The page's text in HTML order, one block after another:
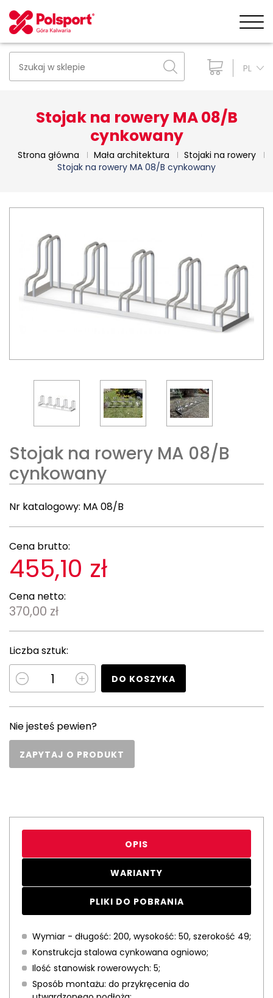
PL
Stojak na rowery MA 08/B
cynkowany
Strona główna Mała architektura
Stojaki na rowery
Stojak na rowery MA 08/B cynkowany
Stojak na rowery MA 08/B
cynkowany
Nr katalogowy: MA 08/B
Cena brutto:
455,10 zł
Cena netto:
370,00 zł
Liczba sztuk:
DO KOSZYKA
Nie jesteś pewien?
ZAPYTAJ O PRODUKT
OPIS
WARIANTY
PLIKI DO POBRANIA
Wymiar - długość: 200, wysokość: 50, szerokość 49;
Konstrukcja stalowa cynkowana ogniowo;
Ilość stanowisk rowerowych: 5;
Sposób montażu: do przykręcenia do